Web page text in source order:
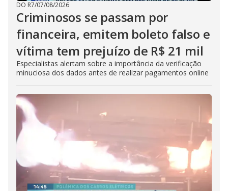
DO R7/07/08/2026
Criminosos se passam por
financeira, emitem boleto falso e
vítima tem prejuízo de R$ 21 mil
Especialistas alertam sobre a importância da verificação
minuciosa dos dados antes de realizar pagamentos online